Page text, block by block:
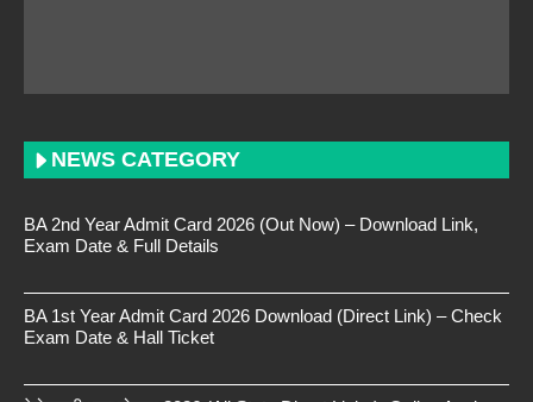
NEWS CATEGORY
BA 2nd Year Admit Card 2026 (Out Now) – Download Link,
Exam Date & Full Details
BA 1st Year Admit Card 2026 Download (Direct Link) – Check
Exam Date & Hall Ticket